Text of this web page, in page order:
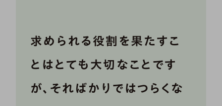
求められる役割を果たすこ
とはとても大切なことです
が、そればかりではつらくな